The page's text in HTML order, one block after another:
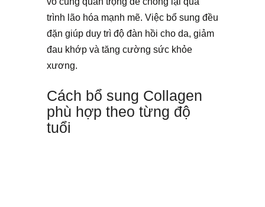
trình lão hóa mạnh mẽ. Việc bổ sung đều
đặn giúp duy trì độ đàn hồi cho da, giảm
đau khớp và tăng cường sức khỏe
xương.
Cách bổ sung Collagen
phù hợp theo từng độ
tuổi